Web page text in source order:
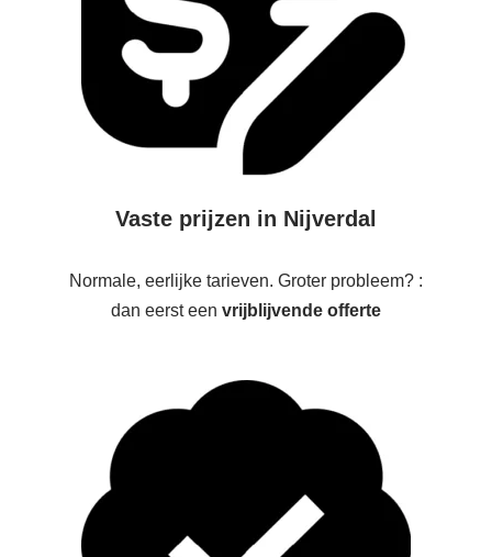
Vaste prijzen in Nijverdal
Normale, eerlijke tarieven. Groter probleem? :
dan eerst een vrijblijvende offerte